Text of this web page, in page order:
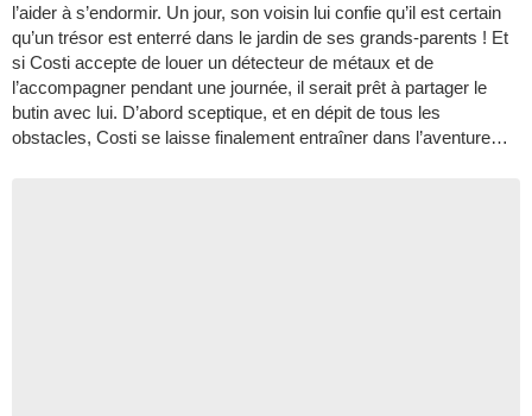
l’aider à s’endormir. Un jour, son voisin lui confie qu’il est certain
qu’un trésor est enterré dans le jardin de ses grands-parents ! Et
si Costi accepte de louer un détecteur de métaux et de
l’accompagner pendant une journée, il serait prêt à partager le
butin avec lui. D’abord sceptique, et en dépit de tous les
obstacles, Costi se laisse finalement entraîner dans l’aventure…